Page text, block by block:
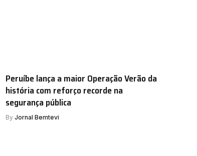
Peruíbe lança a maior Operação Verão da
história com reforço recorde na
segurança pública
By Jornal Bemtevi